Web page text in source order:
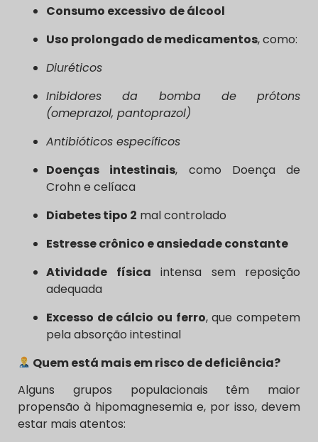
Consumo excessivo de álcool
Uso prolongado de medicamentos, como:
Diuréticos
Inibidores da bomba de prótons
(omeprazol, pantoprazol)
Antibióticos específicos
Doenças intestinais, como Doença de
Crohn e celíaca
Diabetes tipo 2 mal controlado
Estresse crônico e ansiedade constante
Atividade física intensa sem reposição
adequada
Excesso de cálcio ou ferro, que competem
pela absorção intestinal
Quem está mais em risco de deficiência?
Alguns grupos populacionais têm maior
propensão à hipomagnesemia e, por isso, devem
estar mais atentos: